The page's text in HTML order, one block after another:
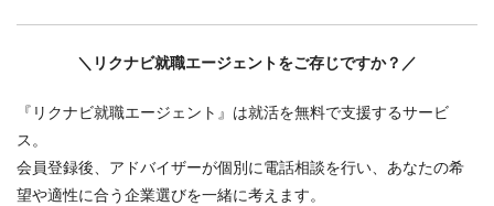
＼リクナビ就職エージェントをご存じですか？／
『リクナビ就職エージェント』は就活を無料で支援するサービ
ス。
会員登録後、アドバイザーが個別に電話相談を行い、あなたの希
望や適性に合う企業選びを一緒に考えます。